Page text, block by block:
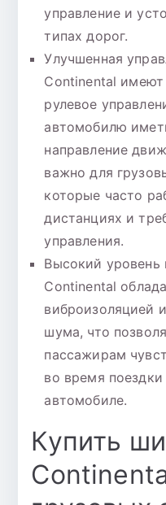
управление и
типах дорог.
Улучшенная
Continental
рулевое
автомобилю
направление
важно для
которые часто
дистанциях и
управления.
Высокий
Continental
виброизоляцией
шума, что
пассажирам
во время
автомобиле.
Купить